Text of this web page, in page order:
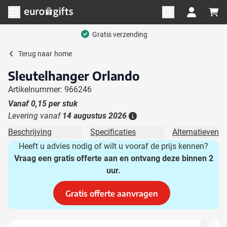
Ga naar de inhoud
Menu openen
Gratis verzending
Terug naar home
Sleutelhanger Orlando
Artikelnummer: 966246
Vanaf0,15 per stuk
Levering vanaf 14 augustus 2026
Beschrijving Specificaties
Alternatieven
Heeft u advies nodig of wilt u vooraf de prijs kennen?
Vraag een gratis offerte aan en ontvang deze binnen 2
uur.
Gratis offerte aanvragen